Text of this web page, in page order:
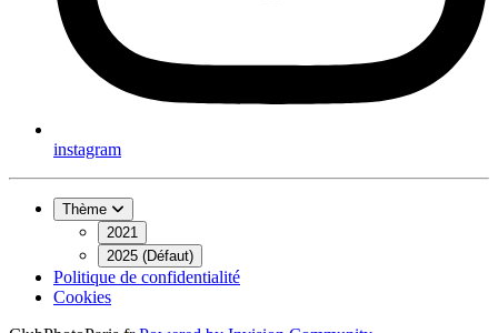
instagram
Thème
2021
2025 (Défaut)
Politique de confidentialité
Cookies